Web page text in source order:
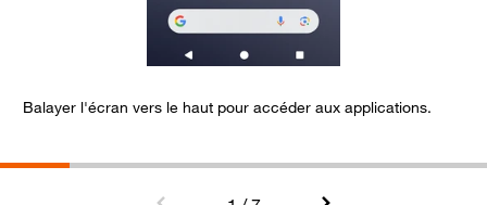
Balayer l'écran vers le haut pour accéder aux applications.